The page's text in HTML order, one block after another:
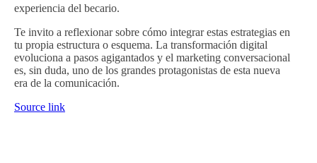
experiencia del becario.
Te invito a reflexionar sobre cómo integrar estas estrategias en
tu propia estructura o esquema. La transformación digital
evoluciona a pasos agigantados y el marketing conversacional
es, sin duda, uno de los grandes protagonistas de esta nueva
era de la comunicación.
Source link